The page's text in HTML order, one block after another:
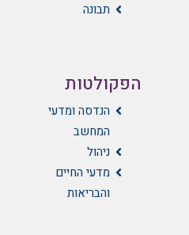
תבונה
הפקולטות
הנדסה ומדעי
המחשב
ניהול
מדעי החיים
והבריאות